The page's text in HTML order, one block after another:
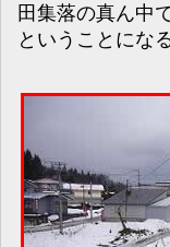
田集落の真ん中
ということになる